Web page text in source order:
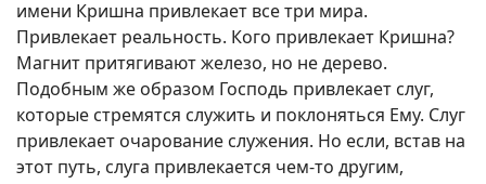
имени Кришна привлекает все три мира.
Привлекает реальность. Кого привлекает Кришна?
Магнит притягивают железо, но не дерево.
Подобным же образом Господь привлекает слуг,
которые стремятся служить и поклоняться Ему. Слуг
привлекает очарование служения. Но если, встав на
этот путь, слуга привлекается чем-то другим,